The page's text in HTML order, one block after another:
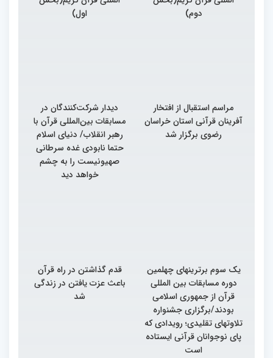
دوم)
اول)
مراسم استقبال از افتخار
آفرینان قرآنی استان خراسان
رضوی برگزار شد
دیدار شرکت‌کنندگان در
مسابقات بین‌المللی قرآن با
رهبر انقلاب/ دنیای اسلام
حتما نابودی غده سرطانی
صهیونیست را به چشم
خواهد دید
یک سوم برترینهای چهلمین
دوره مسابقات بین المللی
قرآن از جمهوری اسلامی
بودند/برگزاری جشنواره
تلاوتهای تقلیدی؛ رویدادی که
پای نوجوانان قرآنی ایستاده
است
قدم گذاشتن در راه قرآن
باعث عزت یافتن در زندگی
شد